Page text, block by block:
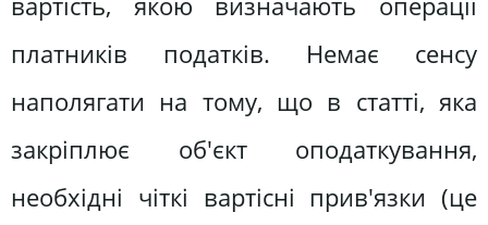
платників податків. Немає сенсу
наполягати на тому, що в статті, яка
закріплює об'єкт оподаткування,
необхідні чіткі вартісні прив'язки (це